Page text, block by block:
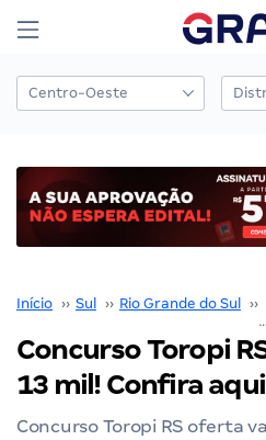
Início ›› Sul ›› Rio Grande do Sul ››
Concurso Toropi
13 mil! Confira aqui
Concurso Toropi RS oferta